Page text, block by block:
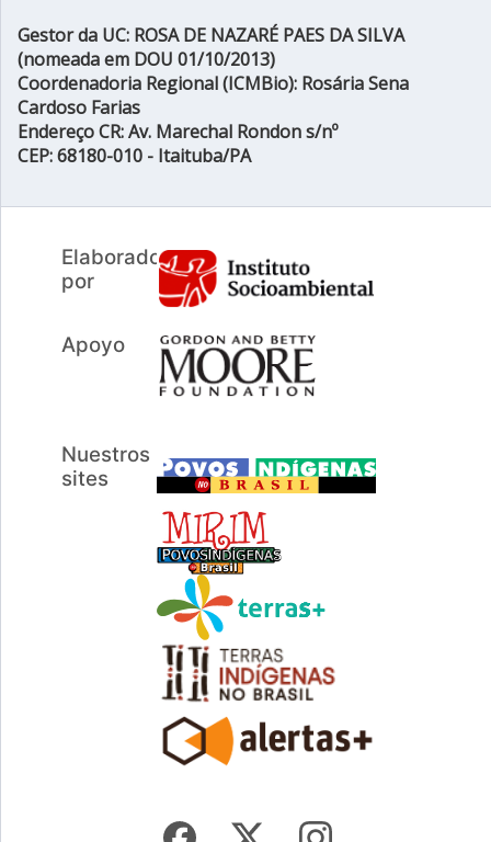
Gestor da UC: ROSA DE NAZARÉ PAES DA SILVA
(nomeada em DOU 01/10/2013)
Coordenadoria Regional (ICMBio): Rosária Sena
Cardoso Farias
Endereço CR: Av. Marechal Rondon s/nº
CEP: 68180-010 - Itaituba/PA